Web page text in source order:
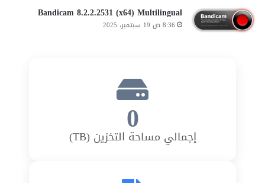
Bandicam 8.2.2.2531 (x64) Multilingual
8:36 ص 19 سبتمبر، 2025
0
إجمالي مساحة التخزين (TB)